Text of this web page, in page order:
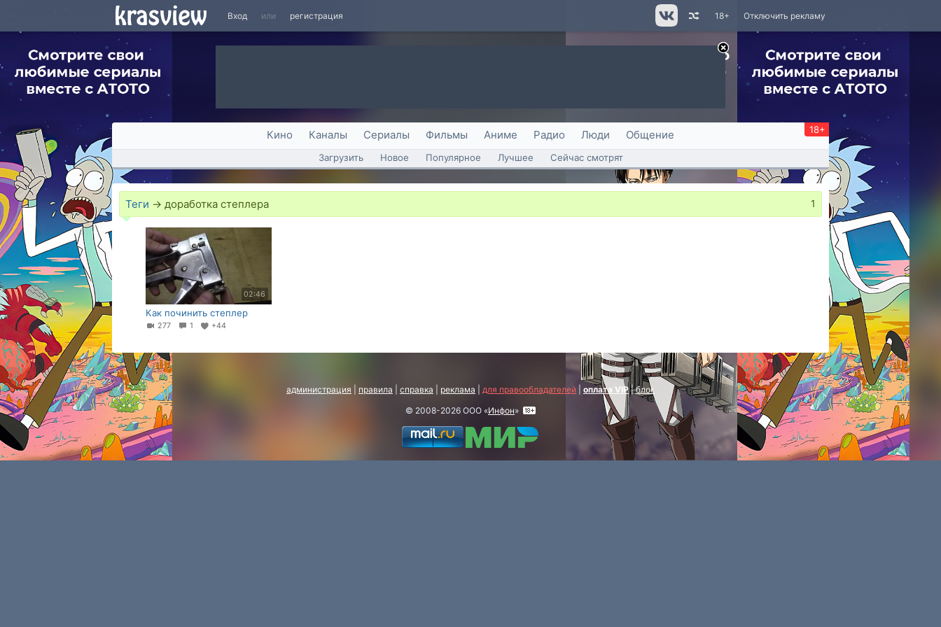
Вход или регистрация Отключить рекламу
18+
Кино Каналы Сериалы Фильмы Аниме Радио Люди Общение 18+
Загрузить Новое Популярное Лучшее Сейчас смотрят
Теги → доработка степлера 1
02:46
Как починить степлер
277 1 +44
администрация правила справка реклама для правообладателей оплата VIP|блог
© 2008-2026 ООО «Инфон»